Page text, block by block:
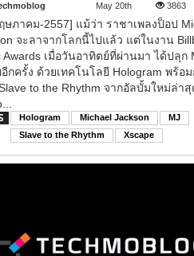
May 20th 3863
ษภาคม-2557] แม้ว่า ราชาเพลงป็อป
จะลาจากโลกนี้ไปแล้ว แต่ในงาน
Awards เมื่อวันอาทิตย์ที่ผ่านมา ได้ปลุก
กครั้ง ด้วยเทคโนโลยี Hologram พร้อ
to the Rhythm จากอัลบั้มใหม่ล่าสุ
Hologram Michael Jackson
MJ
Slave to the Rhythm
Xscape